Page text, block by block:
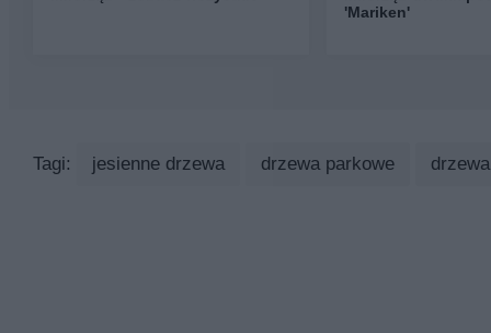
'Mariken'
Tagi: jesienne drzewa drzewa parkowe